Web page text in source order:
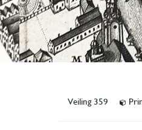
Veiling 359